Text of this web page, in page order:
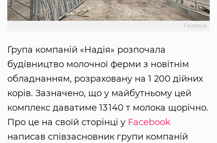
Facebook
Група компаній «Надія» розпочала
будівництво молочної ферми з новітнім
обладнанням, розраховану на 1 200 дійних
корів. Зазначено, що у майбутньому цей
комплекс даватиме 13 140 т молока щорічно.
Про це на своїй сторінці у Facebook
написав співзасновник групи компаній